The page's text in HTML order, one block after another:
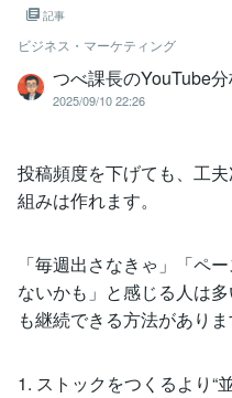
記事
ビジネス・マーケティング
つべ課長のYouTube
2025/09/10 22:26
投稿頻度を下げても、工
組みは作れます。
「毎週出さなきゃ」「ペ
ないかも」と感じる人は
も継続できる方法がありま
1. ストックをつくるより“